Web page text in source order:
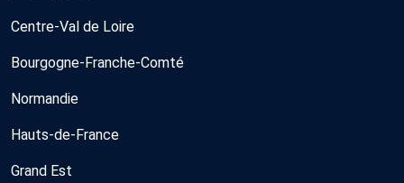
Centre-Val de Loire
Bourgogne-Franche-Comté
Normandie
Hauts-de-France
Grand Est